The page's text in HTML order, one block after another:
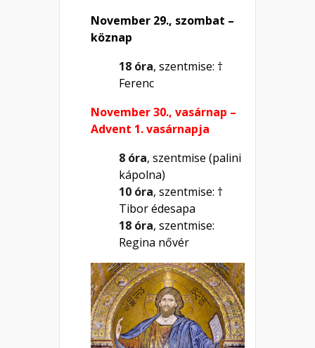
November 29., szombat –
köznap
18 óra, szentmise: †
Ferenc
November 30., vasárnap –
Advent 1. vasárnapja
8 óra, szentmise (palini
kápolna)
10 óra, szentmise: †
Tibor édesapa
18 óra, szentmise:
Regina nővér